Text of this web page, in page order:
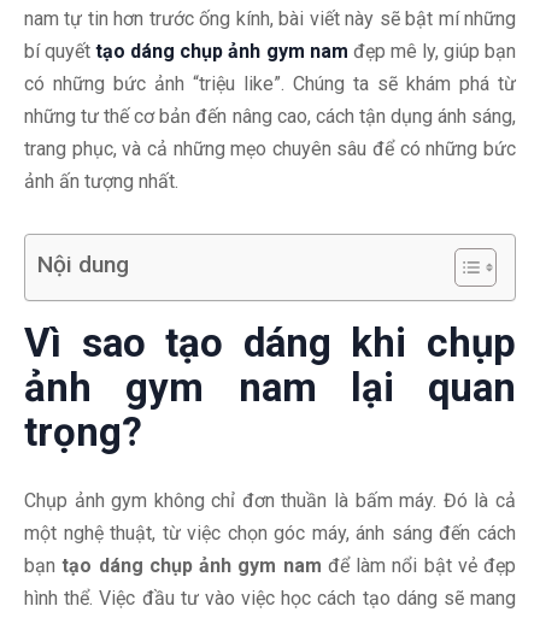
nam tự tin hơn trước ống kính, bài viết này sẽ bật mí những
bí quyếttạo dáng chụp ảnh gym nam đẹp mê ly, giúp bạn
có những bức ảnh “triệu like”. Chúng ta sẽ khám phá từ
những tư thế cơ bản đến nâng cao, cách tận dụng ánh sáng,
trang phục, và cả những mẹo chuyên sâu để có những bức
ảnh ấn tượng nhất.
Nội dung
Vì sao tạo dáng khi chụp
ảnh gym nam lại quan
trọng?
Chụp ảnh gym không chỉ đơn thuần là bấm máy. Đó là cả
một nghệ thuật, từ việc chọn góc máy, ánh sáng đến cách
bạntạo dáng chụp ảnh gym nam để làm nổi bật vẻ đẹp
hình thể. Việc đầu tư vào việc học cách tạo dáng sẽ mang